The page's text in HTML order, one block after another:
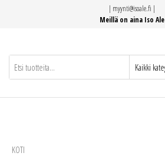
| myynti@isoale.fi |
Meillä on aina Iso Ale
KOTI